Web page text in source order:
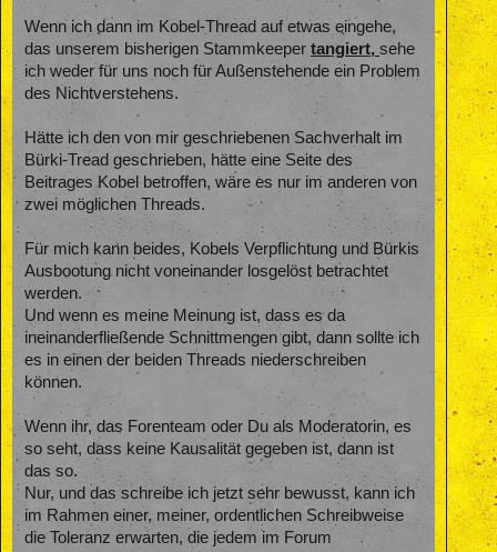
Wenn ich dann im Kobel-Thread auf etwas eingehe,
das unserem bisherigen Stammkeeper tangiert, sehe
ich weder für uns noch für Außenstehende ein Problem
des Nichtverstehens.
Hätte ich den von mir geschriebenen Sachverhalt im
Bürki-Tread geschrieben, hätte eine Seite des
Beitrages Kobel betroffen, wäre es nur im anderen von
zwei möglichen Threads.
Für mich kann beides, Kobels Verpflichtung und Bürkis
Ausbootung nicht voneinander losgelöst betrachtet
werden.
Und wenn es meine Meinung ist, dass es da
ineinanderfließende Schnittmengen gibt, dann sollte ich
es in einen der beiden Threads niederschreiben
können.
Wenn ihr, das Forenteam oder Du als Moderatorin, es
so seht, dass keine Kausalität gegeben ist, dann ist
das so.
Nur, und das schreibe ich jetzt sehr bewusst, kann ich
im Rahmen einer, meiner, ordentlichen Schreibweise
die Toleranz erwarten, die jedem im Forum